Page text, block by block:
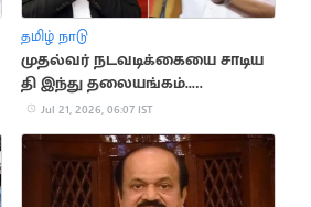
தமிழ் நாடு
முதல்வர் நடவடிக்கையை சாடிய
தி இந்து தலையங்கம்..
மு.க.ஸ்டாலின்
Jul 21, 2026, 06:07 IST